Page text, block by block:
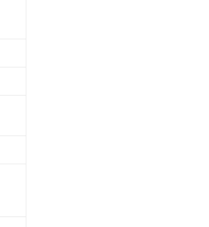
(税抜)を提供させていただ
ることをご了承ください。
ータに基づき作成されるも
オムロン制御機器販売店・
開示しないようお願いしま
メンバーズにご登録され
利用することをご了承くだ
ルエーテル類(PBDE) 1000ppm以下、
） 1000ppm以下、フタル酸ジブチ
。
す。
影響を及ぼさない年数を意
は役務取引許可)を取得する
ないよう必要な手段を講じ
武器並びにこれらの製造装
当該第三者に通知します。
セル
客様担当のオムロン制御